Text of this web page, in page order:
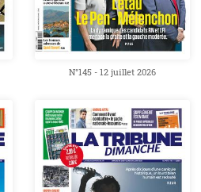
N°145 - 12 juillet 2026